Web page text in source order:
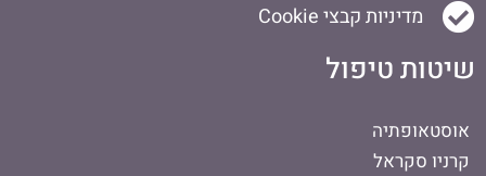
מדיניות קבצי Cookie
שיטות טיפול
אוסטאופתיה
קרניו סקראל